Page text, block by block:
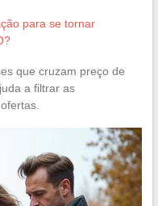
para se tornar
que cruzam preço de
a filtrar as